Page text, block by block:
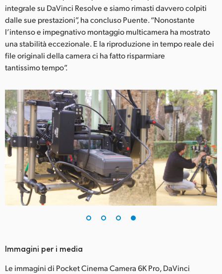
integrale su DaVinci Resolve e siamo rimasti davvero colpiti
dalle sue prestazioni”, ha concluso Puente. “Nonostante
l’intenso e impegnativo montaggio multicamera ha mostrato
una stabilità eccezionale. E la riproduzione in tempo reale dei
file originali della camera ci ha fatto risparmiare
tantissimo tempo”.
Immagini per i media
Le immagini di Pocket Cinema Camera 6K Pro, DaVinci